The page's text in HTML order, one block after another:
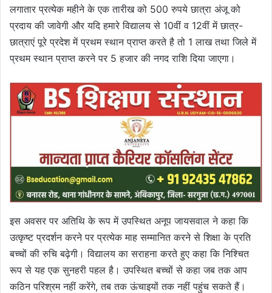
लगातार प्रत्येक महीने के एक तारीख को 500 रुपये छात्रा अंजू को
प्रदाय की जावेगी और यदि हमारे विद्यालय से 10वीं व 12वीं में छात्र-
छात्राएं पूरे प्रदेश में प्रथम स्थान प्राप्त करते है तो 1 लाख तथा जिले में
प्रथम स्थान प्राप्त करने पर 5 हजार की नगद राशि दिया जाएगा।
इस अवसर पर अतिथि के रूप में उपस्थित अनूप जायसवाल ने कहा कि
उत्कृष्ट प्रदर्शन करने पर प्रत्येक माह सम्मानित करने से शिक्षा के प्रति
बच्चों की रुचि बढ़ेगी। विद्यालय का सराहना करते हुए कहा कि निश्चित
रूप से यह एक सुनहरी पहल है। उपस्थित बच्चों से कहा जब तक आप
कठिन परिश्रम नहीं करेंगे, तब तक ऊंचाइयों तक नहीं पहुंच सकते हैं।